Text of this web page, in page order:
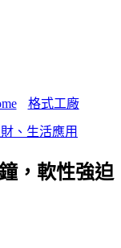
格式工廠
、生活應用
，軟性強迫